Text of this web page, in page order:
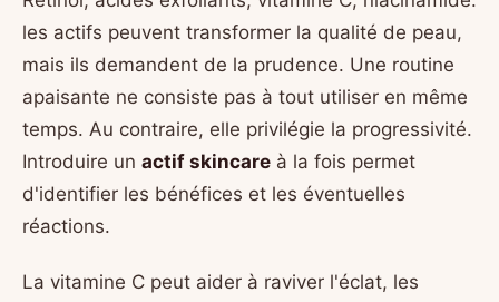
les actifs peuvent transformer la qualité de peau,
mais ils demandent de la prudence. Une routine
apaisante ne consiste pas à tout utiliser en même
temps. Au contraire, elle privilégie la progressivité.
Introduire un actif skincare à la fois permet
d'identifier les bénéfices et les éventuelles
réactions.
La vitamine C peut aider à raviver l'éclat, les